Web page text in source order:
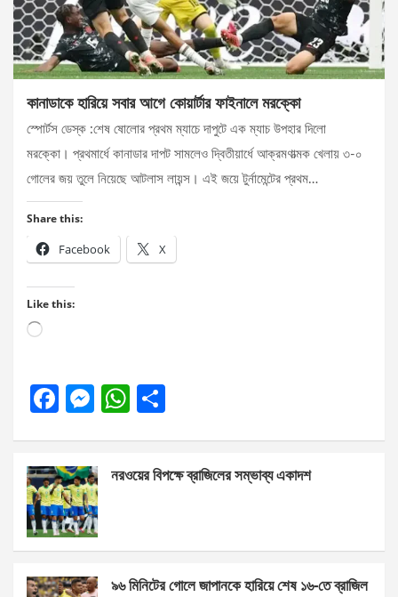
কানাডাকে হারিয়ে সবার আগে কোয়ার্টার ফাইনালে মরক্কো
স্পোর্টস ডেস্ক :শেষ ষোলোর প্রথম ম্যাচে দাপুটে এক ম্যাচ উপহার দিলো
মরক্কো। প্রথমার্ধে কানাডার দাপট সামলেও দ্বিতীয়ার্ধে আক্রমণাত্মক খেলায় ৩-০
গোলের জয় তুলে নিয়েছে আটলাস লায়ন্স। এই জয়ে টুর্নামেন্টের প্রথম…
Share this:
Facebook X
Like this:
Loading…
F
b
o
o
k
M
n
g
er
W
s
p
e
নরওয়ের বিপক্ষে ব্রাজিলের সম্ভাব্য একাদশ
৯৬ মিনিটের গোলে জাপানকে হারিয়ে শেষ ১৬-তে ব্রাজিল